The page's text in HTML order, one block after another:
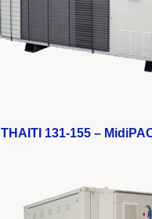
THAITI 131-155 –